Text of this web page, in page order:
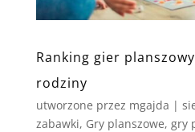
Ranking gier
rodziny
utworzone przez mgajda |
zabawki, Gry planszowe, gry